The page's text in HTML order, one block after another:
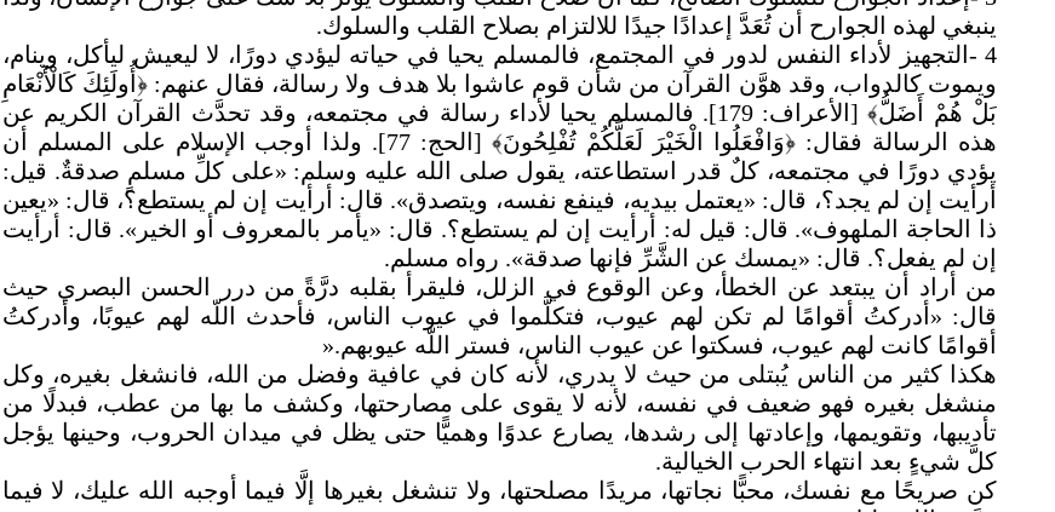
ينبغي لهذه الجوارح أن تُعَدَّ إعدادًا جيدًا للالتزام بصلاح القلب والسلوك.
4
-التجهيز لأداء النفس لدور في المجتمع، فالمسلم يحيا في حياته ليؤدي دورًا، لا ليعيش ليأكل، وينام،
ويموت كالدواب، وقد هوَّن القرآن من شأن قوم عاشوا بلا هدف ولا رسالة، فقال عنهم: ﴿أُولَئِكَ كَالْأَنْعَامِ
بَلْ هُمْ أَضَلُّ﴾ [الأعراف: 179]. فالمسلم يحيا لأداء رسالة في مجتمعه، وقد تحدَّث القرآن الكريم عن
هذه الرسالة فقال: ﴿وَافْعَلُوا الْخَيْرَ لَعَلَّكُمْ تُفْلِحُونَ﴾ [الحج: 77]. ولذا أوجب الإسلام على المسلم أن
يؤدي دورًا في مجتمعه، كلٌ قدر استطاعته، يقول صلى الله عليه وسلم: «على كلِّ مسلمٍ صدقةٌ. قيل:
أرأيت إن لم يجد؟، قال: «يعتمل بيديه، فينفع نفسه، ويتصدق». قال: أرأيت إن لم يستطع؟، قال: «يعين
ذا الحاجة الملهوف». قال: قيل له: أرأيت إن لم يستطع؟. قال: «يأمر بالمعروف أو الخير». قال: أرأيت
إن لم يفعل؟. قال: «يمسك عن الشَّرِّ فإنها صدقة». رواه مسلم.
من أراد أن يبتعد عن الخطأ، وعن الوقوع في الزلل، فليقرأ بقلبه درَّةً من درر الحسن البصري حيث
قال: «أدركتُ أقوامًا لم تكن لهم عيوب، فتكلَّموا في عيوب الناس، فأحدث اللّه لهم عيوبًا، وأدركتُ
أقوامًا كانت لهم عيوب، فسكتوا عن عيوب الناس، فستر اللّه عيوبهم».
هكذا كثير من الناس يُبتلى من حيث لا يدري، لأنه كان في عافية وفضل من الله، فانشغل بغيره، وكل
منشغل بغيره فهو ضعيف في نفسه، لأنه لا يقوى على مصارحتها، وكشف ما بها من عطب، فبدلًا من
تأديبها، وتقويمها، وإعادتها إلى رشدها، يصارع عدوًا وهميًّا حتى يظل في ميدان الحروب، وحينها يؤجل
كلَّ شيءٍ بعد انتهاء الحرب الخيالية.
كن صريحًا مع نفسك، محبًّا نجاتها، مريدًا مصلحتها، ولا تنشغل بغيرها إلَّا فيما أوجبه الله عليك، لا فيما